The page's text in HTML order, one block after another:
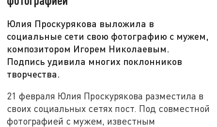
Юлия Проскурякова выложила в
социальные сети свою фотографию с мужем,
композитором Игорем Николаевым.
Подпись удивила многих поклонников
творчества.
21 февраля Юлия Проскурякова разместила в
своих социальных сетях пост. Под совместной
фотографией с мужем, известным